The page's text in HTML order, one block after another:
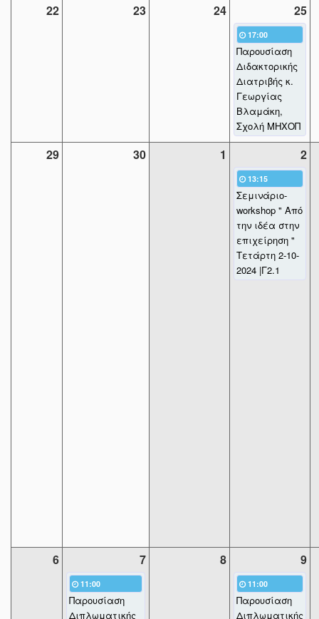
22 23 24 25
17:00
Παρουσίαση
Διδακτορικής
Διατριβής κ.
Γεωργίας
Βλαμάκη,
Σχολή ΜΗΧΟΠ
29 30 1 2
13:15
Σεμινάριο-
workshop " Από
την ιδέα στην
επιχείρηση "
Τετάρτη 2-10-
2024 |Γ2.1
6 7 8 9
11:00
Παρουσίαση
Διπλωματικής
11:00
Παρουσίαση
Διπλωματικής